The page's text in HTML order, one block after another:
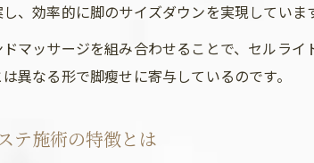
、効率的に脚のサイズダウンを実現していま
マッサージを組み合わせることで、セルラ
異なる形で脚瘦せに寄与しているのです。
テ施術の特徴とは